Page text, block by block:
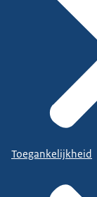
Toegankelijkheid